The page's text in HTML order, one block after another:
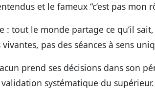
et le fameux “c’est pas mon
: tout le monde partage ce qu’il
pas des séances à sens
prend ses décisions dans son
validation systématique du supérieur.